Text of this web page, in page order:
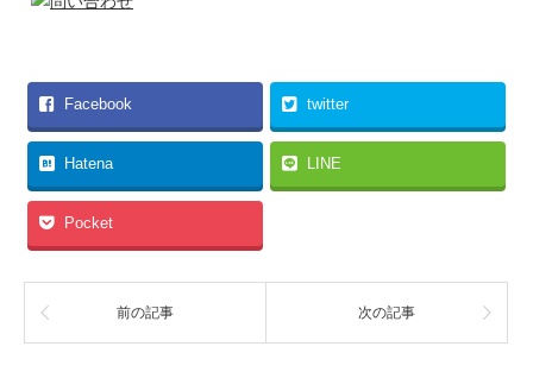
Facebook twitter
Hatena LINE
Pocket
前の記事 次の記事